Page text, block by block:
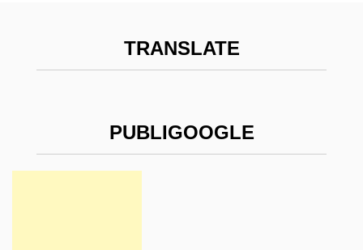
TRANSLATE
PUBLIGOOGLE